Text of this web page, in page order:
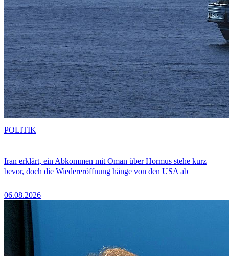
Iran erklärt, ein Abkommen mit Oman über Hormus stehe kurz
bevor, doch die Wiedereröffnung hänge von den USA ab
06.08.2026
POLITIK